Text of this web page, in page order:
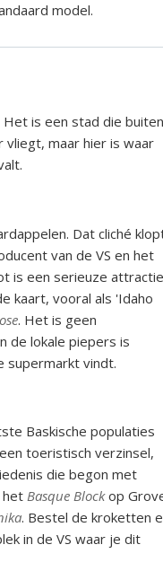
model.
Het is een stad die buiten
vliegt, maar hier is waar
Dat cliché
van de VS en het
is een serieuze
kaart, vooral als 'Idaho
. Het is geen
de lokale piepers is
supermarkt vindt.
Baskische populaties
toeristisch verzinsel,
die begon met
het Basque Blockop
. Bestel de kroketten
in de VS waar je dit